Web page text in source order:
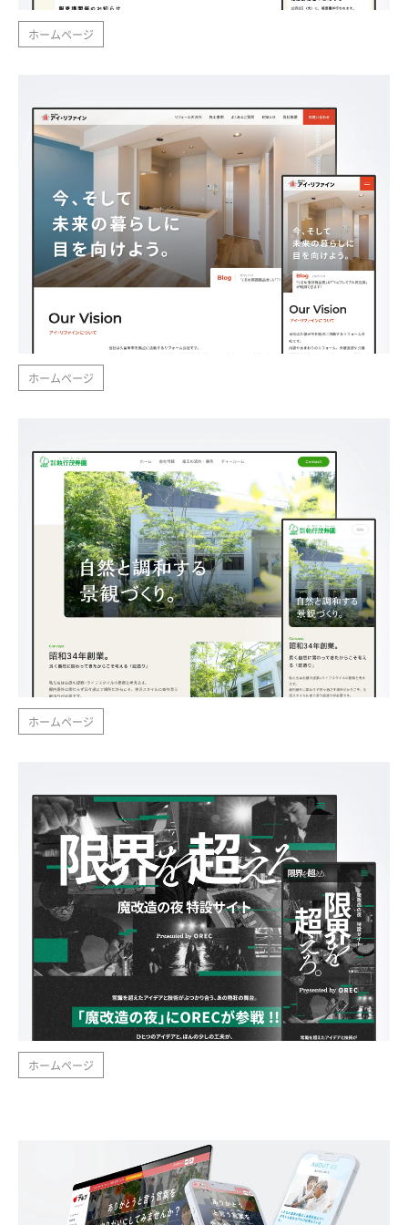
ホームページ
ホームページ
ホームページ
ホームページ